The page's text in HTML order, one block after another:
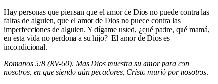
Hay personas que piensan que el amor de Dios no puede contra las
faltas de alguien, que el amor de Dios no puede contra las
imperfecciones de alguien. Y dígame usted, ¿qué padre, qué mamá,
en esta vida no perdona a su hijo? El amor de Dios es
incondicional.
Romanos 5:8 (RV-60): Mas Dios muestra su amor para con
nosotros, en que siendo aún pecadores, Cristo murió por nosotros.